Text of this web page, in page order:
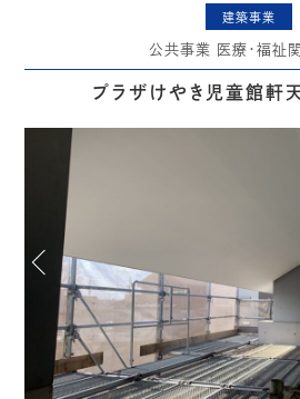
建築事業
公共事業 医療・福祉
プラザけやき児童館軒